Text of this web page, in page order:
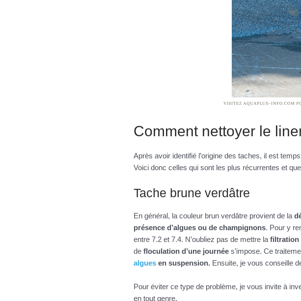
Comment nettoyer le
Après avoir identifié l’origine des taches, il est
Voici donc celles qui sont les plus récurrentes et
Tache brune verdâtre
En général, la couleur brun verdâtre provient de la
présence d’algues ou de champignons. Pour y
entre 7.2 et 7.4. N’oubliez pas de mettre la filtration
de floculation d’une journée s’impose. Ce
algues en suspension. Ensuite, je vous conseille
Pour éviter ce type de problème, je vous invite à
en tout genre.